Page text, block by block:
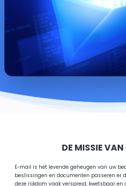
DE MISSIE
E-mail is het levende geheugen van uw
beslissingen en documenten passeren er
deze rijkdom vaak verspreid, kwetsbaar en